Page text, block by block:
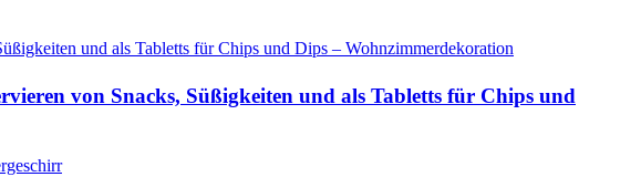
von Snacks, Süßigkeiten und als Tabletts für Chips und